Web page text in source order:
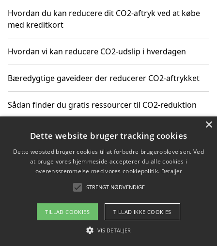
Hvordan du kan reducere dit CO2-aftryk ved at købe
med kreditkort
Hvordan vi kan reducere CO2-udslip i hverdagen
Bæredygtige gaveideer der reducerer CO2-aftrykket
Sådan finder du gratis ressourcer til CO2-reduktion
Hvordan gadgets til hjemmet kan reducere CO2-udslip
Copyright 2026 - Pilanto Aps
Om / kontakt
Blog Betingelser
×
Dette website bruger tracking cookies
Dette websted bruger cookies til at forbedre brugeroplevelsen. Ved
at bruge vores hjemmeside accepterer du alle cookies i
overensstemmelse med vores cookiepolitik. Detaljer
STRENGT NØDVENDIGE
TILLAD COOKIES TILLAD IKKE COOKIES
VIS DETALJER